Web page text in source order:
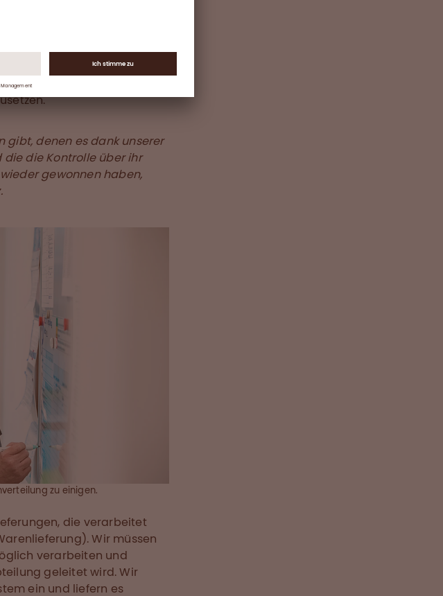
Wir haben ein
Wir benutzen einen
ist, damit wir die
den Regalen holen können
gibt, denen es dank unserer
die Kontrolle über ihr
gewonnen haben,
zu einigen.
die verarbeitet
Wir müssen
verarbeiten und
geleitet wird. Wir
ein und liefern es